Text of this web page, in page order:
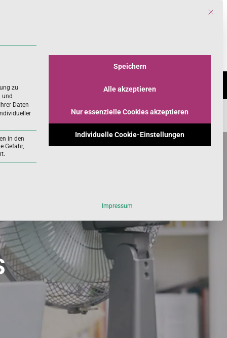
WISSENSCHAFT
Mit
zu
und
Daten
in den
Gefahr,
Speichern
Alle akzeptieren
Nur essenzielle Cookies akzeptieren
Individuelle Cookie-Einstellungen
Impressum